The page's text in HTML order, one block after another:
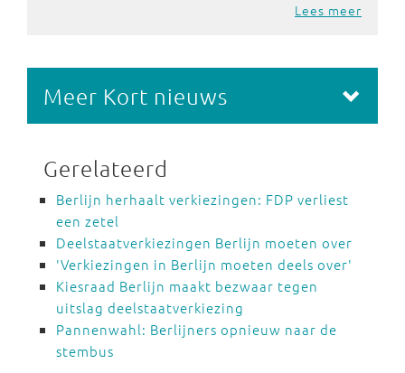
Lees meer
Meer Kort nieuws
Gerelateerd
Berlijn herhaalt verkiezingen: FDP verliest
een zetel
Deelstaatverkiezingen Berlijn moeten over
'Verkiezingen in Berlijn moeten deels over'
Kiesraad Berlijn maakt bezwaar tegen
uitslag deelstaatverkiezing
Pannenwahl: Berlijners opnieuw naar de
stembus